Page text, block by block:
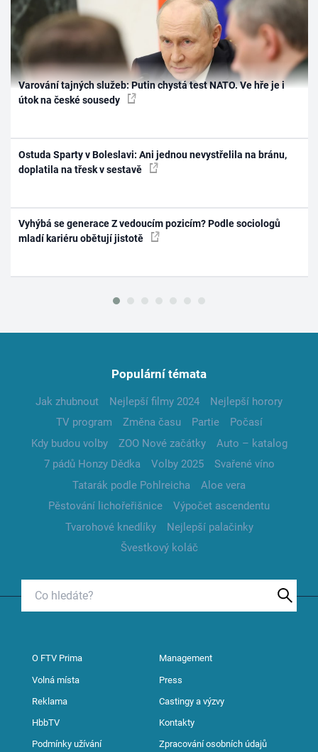
Varování tajných služeb: Putin chystá test NATO. Ve hře je i
útok na české sousedy
Ostuda Sparty v Boleslavi: Ani jednou nevystřelila na bránu,
doplatila na třesk v sestavě
Vyhýbá se generace Z vedoucím pozicím? Podle sociologů
mladí kariéru obětují jistotě
Populární témata
Jak zhubnout Nejlepší filmy 2024
Nejlepší horory
TV program
Změna času Partie
Počasí
Kdy budou volby
ZOO Nové začátky
Auto – katalog
7 pádů Honzy Dědka
Volby 2025
Svařené víno
Tatarák podle Pohlreicha
Aloe vera
Pěstování lichořeřišnice
Výpočet ascendentu
Tvarohové knedlíky
Nejlepší palačinky
Švestkový koláč
O FTV Prima Management
Volná místa Press
Reklama Castingy a výzvy
HbbTV Kontakty
Podmínky užívání Zpracování osobních údajů